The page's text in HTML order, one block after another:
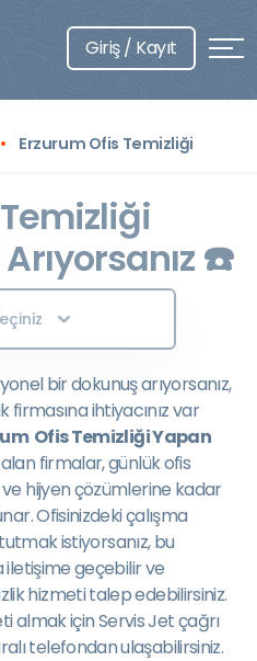
Giriş / Kayıt
Erzurum Ofis Temizliği
☎️
bir dokunuş arıyorsanız,
ihtiyacınız var
Ofis Temizliği Yapan
firmalar, günlük ofis
hijyen çözümlerine kadar
Ofisinizdeki çalışma
istiyorsanız, bu
geçebilir ve
hizmeti talep edebilirsiniz.
almak için Servis Jet çağrı
telefondan ulaşabilirsiniz.